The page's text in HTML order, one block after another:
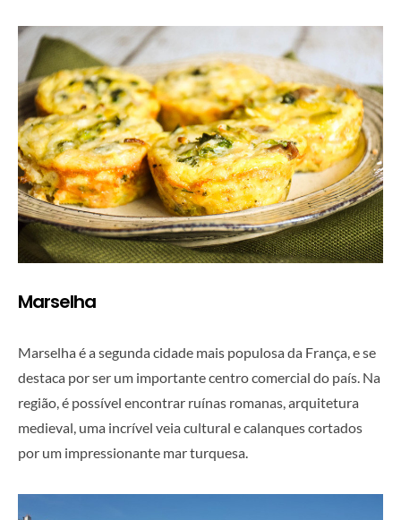
Marselha
Marselha é a segunda cidade mais populosa da França, e se
destaca por ser um importante centro comercial do país. Na
região, é possível encontrar ruínas romanas, arquitetura
medieval, uma incrível veia cultural e calanques cortados
por um impressionante mar turquesa.